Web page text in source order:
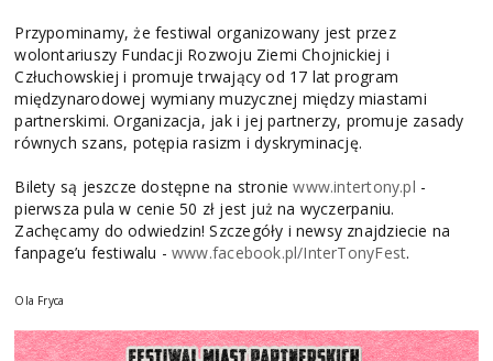
Przypominamy, że festiwal organizowany jest przez
wolontariuszy Fundacji Rozwoju Ziemi Chojnickiej i
Człuchowskiej i promuje trwający od 17 lat program
międzynarodowej wymiany muzycznej między miastami
partnerskimi. Organizacja, jak i jej partnerzy, promuje zasady
równych szans, potępia rasizm i dyskryminację.
Bilety są jeszcze dostępne na stroniewww.intertony.pl -
pierwsza pula w cenie 50 zł jest już na wyczerpaniu.
Zachęcamy do odwiedzin! Szczegóły i newsy znajdziecie na
fanpage’u festiwalu -www.facebook.pl/InterTonyFest.
Ola Fryca